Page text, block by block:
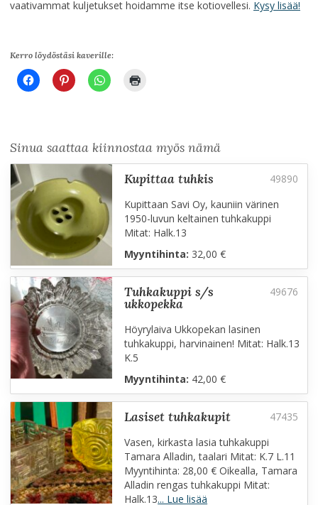
vaativammat kuljetukset hoidamme itse kotiovellesi. Kysy lisää!
Kerro löydöstäsi kaverille:
Sinua saattaa kiinnostaa myös nämä
kupittaa tuhkis
Kupittaan Savi Oy, kauniin värinen
1950-luvun keltainen tuhkakuppi
Mitat: Halk.13
Myyntihinta: 32,00 €
tuhkakuppi s/s
ukkopekka
Höyrylaiva Ukkopekan lasinen
tuhkakuppi, harvinainen! Mitat: Halk.13
K.5
Myyntihinta: 42,00 €
lasiset tuhkakupit
Vasen, kirkasta lasia tuhkakuppi
Tamara Alladin, taalari Mitat: K.7 L.11
Myyntihinta: 28,00 € Oikealla, Tamara
Alladin rengas tuhkakuppi Mitat:
Halk.13... Lue lisää